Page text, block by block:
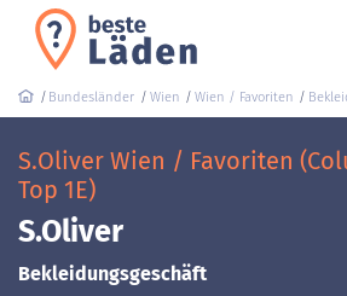
Bundesländer Wien Wien / Favoriten
S.Oliver Wien / Favoriten
Top 1E)
S.Oliver
Bekleidungsgeschäft